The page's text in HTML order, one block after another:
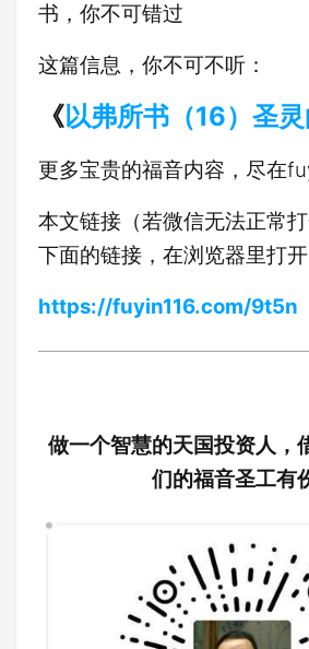
书，你不可错过
这篇信息，你不可不听：
《以弗所书（16）圣
更多宝贵的福音内容，尽在
本文链接（若微信无法正常
下面的链接，在浏览器里打开
https://fuyin116.com/9t5n
做一个智慧的天国投资人，
们的福音圣工有